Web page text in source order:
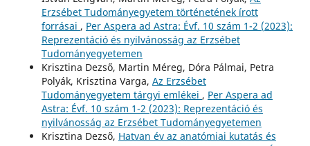
Erzsébet Tudományegyetem történetének írott
forrásai , Per Aspera ad Astra: Évf. 10 szám 1-2 (2023):
Reprezentáció és nyilvánosság az Erzsébet
Tudományegyetemen
Krisztina Dezső, Martin Méreg, Dóra Pálmai, Petra
Polyák, Krisztina Varga, Az Erzsébet
Tudományegyetem tárgyi emlékei , Per Aspera ad
Astra: Évf. 10 szám 1-2 (2023): Reprezentáció és
nyilvánosság az Erzsébet Tudományegyetemen
Krisztina Dezső, Hatvan év az anatómiai kutatás és